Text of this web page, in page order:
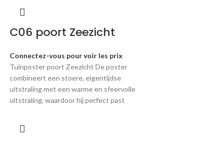
C06 poort Zeezicht
Connectez-vous pour voir les prix
Tuinposter poort Zeezicht De poster
combineert een stoere, eigentijdse
uitstraling met een warme en sfeervolle
uitstraling, waardoor hij perfect past